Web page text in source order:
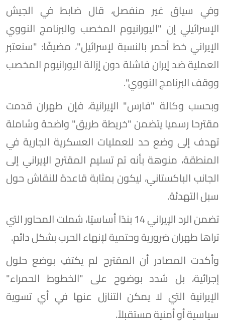
وفي سياق غير منفصل، قال ضابط في الجيش
الإسرائيلي إن "اليورانيوم المخصب والبرنامج النووي
الإيراني خط أحمر بالنسبة لإسرائيل"، مضيفًا: "سنعتبر
العملية ضد إيران فاشلة دون إزالة اليورانيوم المخصب
ووقف البرنامج النووي".
وبحسب وكالة "فارس" الإيرانية، فإن طهران قدمت
مقترحا رسميا يتضمن "خريطة طريق" واضحة وشاملة
تهدف إلى وضع حد للعمليات العسكرية الجارية في
المنطقة، منوهة بأنه تم تسليم المقترح الإيراني إلى
الجانب الباكستاني، ليكون بمثابة قاعدة للنقاش حول
سبل التهدئة.
تضمن الرد الإيراني 14 بندًا أساسيًا، شملت المحاور التي
تراها طهران ضرورية وحتمية لإنهاء الحرب بشكل دائم.
وأكدت المصادر أن المقترح لم يكتفِ بوضع حلول
إجرائية، بل شدد بوضوح على "الخطوط الحمراء"
الإيرانية التي لا يمكن التنازل عنها في أي تسوية
سياسية أو أمنية مستقبلاً.